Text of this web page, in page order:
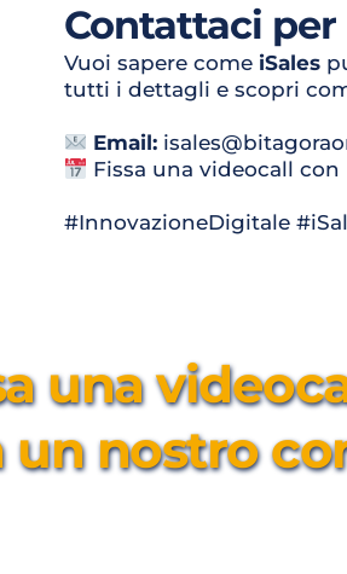
Contattaci
Vuoi sapere come iSales
tutti i dettagli e scopri
Email:
Fissa una videocall
#InnovazioneDigitale
una
un nostro